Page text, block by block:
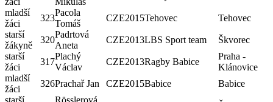
mladší
žáci
323
Pacola
Tomáš
CZE2015Tehovec
Tehovec
starší
žákyně
320
Padrtová
Aneta
CZE2013LBS Sport team
Škvorec
starší
žáci
317
Plachý
Václav
CZE2013Ragby Babice
Praha -
Klánovice
mladší
žáci
326Prachař Jan CZE2015Babice
Babice
starší
Rösslerová